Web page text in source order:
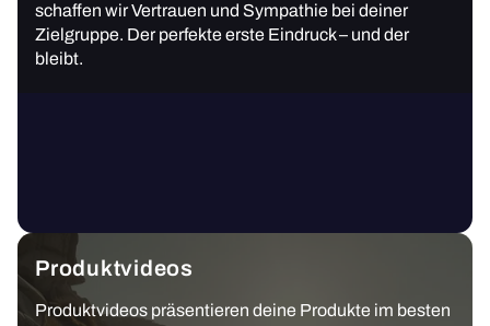
schaffen wir Vertrauen und Sympathie bei deiner
Zielgruppe. Der perfekte erste Eindruck – und der
bleibt.
Produktvideos
Produktvideos präsentieren deine Produkte im besten